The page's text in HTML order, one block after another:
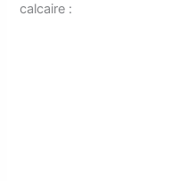
calcaire :